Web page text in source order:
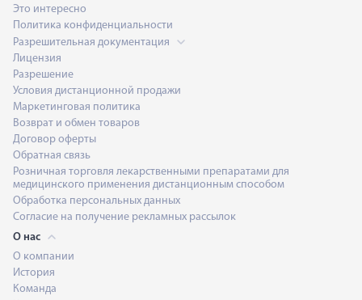
Это интересно
Политика конфиденциальности
Разрешительная документация
Лицензия
Разрешение
Условия дистанционной продажи
Маркетинговая политика
Возврат и обмен товаров
Договор оферты
Обратная связь
Розничная торговля лекарственными препаратами для
медицинского применения дистанционным способом
Обработка персональных данных
Согласие на получение рекламных рассылок
О нас
О компании
История
Команда